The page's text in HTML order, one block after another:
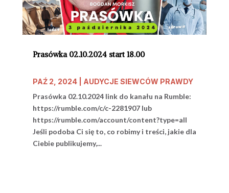
Prasówka 02.10.2024 start 18.00
PAŹ 2, 2024| AUDYCJE SIEWCÓW PRAWDY
Prasówka 02.10.2024 link do kanału na Rumble:
https://rumble.com/c/c-2281907 lub
https://rumble.com/account/content?type=all
Jeśli podoba Ci się to, co robimy i treści, jakie dla
Ciebie publikujemy,...